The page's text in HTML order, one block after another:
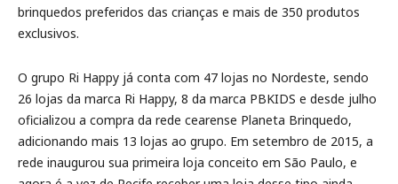
brinquedos preferidos das crianças e mais de 350 produtos
exclusivos.
O grupo Ri Happy já conta com 47 lojas no Nordeste, sendo
26 lojas da marca Ri Happy, 8 da marca PBKIDS e desde julho
oficializou a compra da rede cearense Planeta Brinquedo,
adicionando mais 13 lojas ao grupo. Em setembro de 2015, a
rede inaugurou sua primeira loja conceito em São Paulo, e